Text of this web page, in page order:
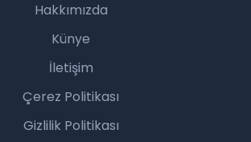
Hakkımızda
Künye
İletişim
Çerez Politikası
Gizlilik Politikası